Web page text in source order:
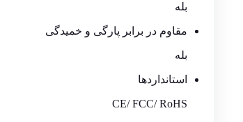
بله
مقاوم در برابر پارگی و خمیدگی
بله
استانداردها
CE/ FCC/ RoHS